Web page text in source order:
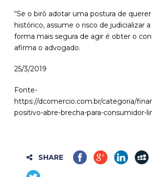
“Se o birô adotar uma postura de
histórico, assume o risco de judicializar
forma mais segura de agir é obter o
afirma o advogado.
25/3/2019
Fonte-
https://dcomercio.com.br/categoria/
positivo-abre-brecha-para-consumidor-
SHARE